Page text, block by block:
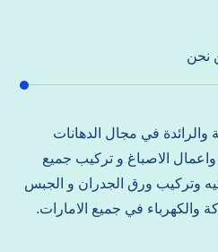
نحن
في مجال الدهانات
الاصباغ و تركيب جميع
وتركيب ورق الجدران و الجبس
والكهرباء في جميع الامارات.